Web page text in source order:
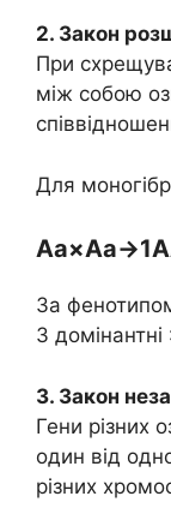
2. Закон
При
між собою
Для
За
3
3. Закон
Гени різних
один від
різних